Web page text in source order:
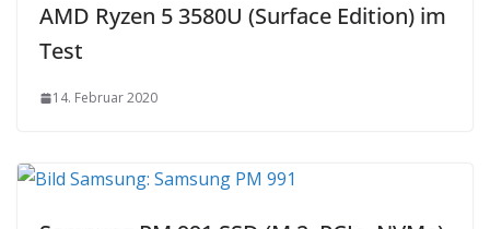
AMD Ryzen 5 3580U (Surface Edition) im
Test
14. Februar 2020